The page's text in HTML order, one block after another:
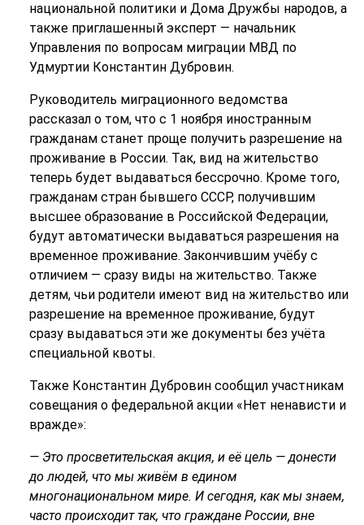
национальной политики и Дома Дружбы народов, а
также приглашенный эксперт — начальник
Управления по вопросам миграции МВД по
Удмуртии Константин Дубровин.
Руководитель миграционного ведомства
рассказал о том, что с 1 ноября иностранным
гражданам станет проще получить разрешение на
проживание в России. Так, вид на жительство
теперь будет выдаваться бессрочно. Кроме того,
гражданам стран бывшего СССР, получившим
высшее образование в Российской Федерации,
будут автоматически выдаваться разрешения на
временное проживание. Закончившим учёбу с
отличием — сразу виды на жительство. Также
детям, чьи родители имеют вид на жительство или
разрешение на временное проживание, будут
сразу выдаваться эти же документы без учёта
специальной квоты.
Также Константин Дубровин сообщил участникам
совещания о федеральной акции «Нет ненависти и
вражде»:
— Это просветительская акция, и её цель — донести
до людей, что мы живём в едином
многонациональном мире. И сегодня, как мы знаем,
часто происходит так, что граждане России, вне